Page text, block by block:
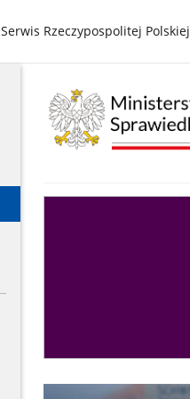
gov.pl
Serwis Rzeczypospolitej Polskiej